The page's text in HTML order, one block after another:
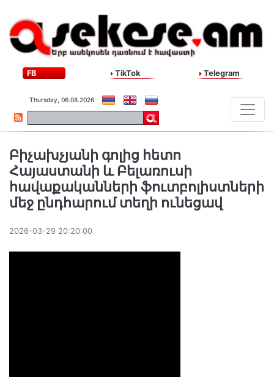
FB TikTok Telegram
Thursday, 06.08.2026
Բիչախչյանի գոլից հետո
Հայաստանի և Բելառուսի
հավաքականների ֆուտբոլիստների
մեջ ընդհարում տեղի ունեցավ
2026-03-29 20:20:00